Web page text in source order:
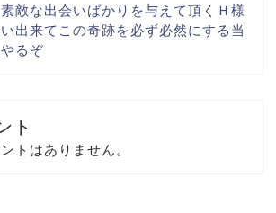
敵な出会いばかりを与えて頂く Ｈ様
出来て この奇跡を必ず必然にする当
やるぞ
ト
トはありません。